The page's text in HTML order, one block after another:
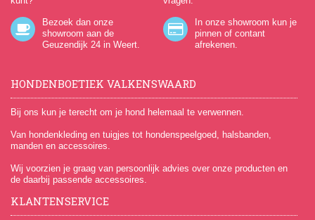
Bezoek dan onze
showroom aan de
Geuzendijk 24 in Weert.
In onze showroom kun je
pinnen of contant
afrekenen.
HONDENBOETIEK VALKENSWAARD
Bij ons kun je terecht om je hond helemaal te verwennen.
Van hondenkleding en tuigjes tot hondenspeelgoed, halsbanden,
manden en accessoires.
Wij voorzien je graag van persoonlijk advies over onze producten en
de daarbij passende accessoires.
KLANTENSERVICE